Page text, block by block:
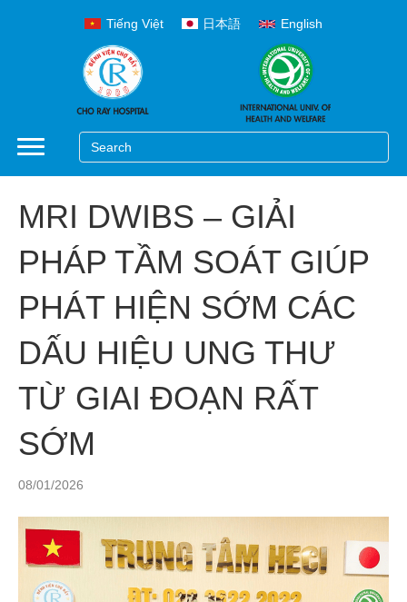
Tiếng Việt 日本語 English
MRI DWIBS – GIẢI
PHÁP TẦM SOÁT GIÚP
PHÁT HIỆN SỚM CÁC
DẤU HIỆU UNG THƯ
TỪ GIAI ĐOẠN RẤT
SỚM
08/01/2026